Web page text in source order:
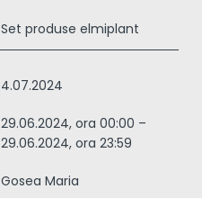
Set produse elmiplant
4.07.2024
29.06.2024, ora 00:00 –
29.06.2024, ora 23:59
Gosea Maria